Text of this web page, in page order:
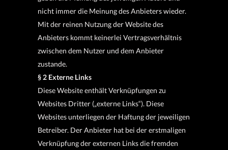
nicht immer die Meinung des Anbieters wieder.
Mit der reinen Nutzung der Website des
Anbieters kommt keinerlei Vertragsverhältnis
zwischen dem Nutzer und dem Anbieter
zustande.
§ 2 Externe Links
Diese Website enthält Verknüpfungen zu
Websites Dritter („externe Links“). Diese
Websites unterliegen der Haftung der jeweiligen
Betreiber. Der Anbieter hat bei der erstmaligen
Verknüpfung der externen Links die fremden